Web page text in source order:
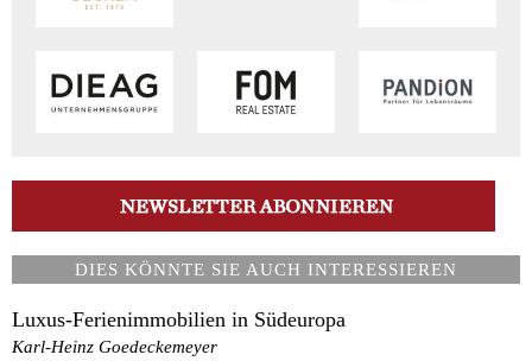
DIES KÖNNTE SIE AUCH INTERESSIEREN
Luxus-Ferienimmobilien in Südeuropa
Karl-Heinz Goedeckemeyer